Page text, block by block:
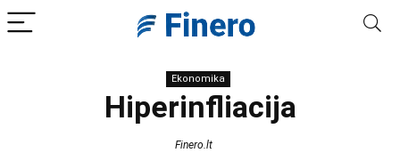
Ekonomika
Hiperinfliacija
Finero.lt